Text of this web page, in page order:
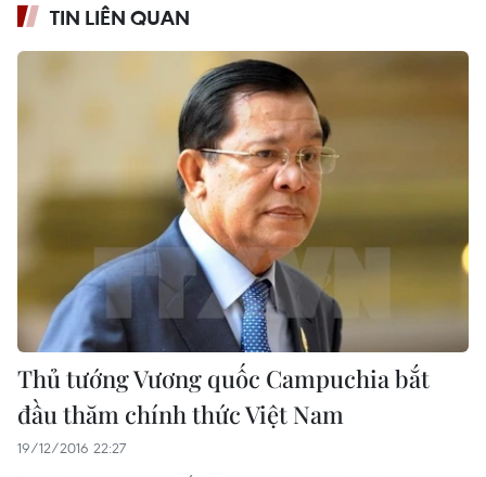
TIN LIÊN QUAN
Thủ tướng Vương quốc Campuchia bắt
đầu thăm chính thức Việt Nam
19/12/2016 22:27